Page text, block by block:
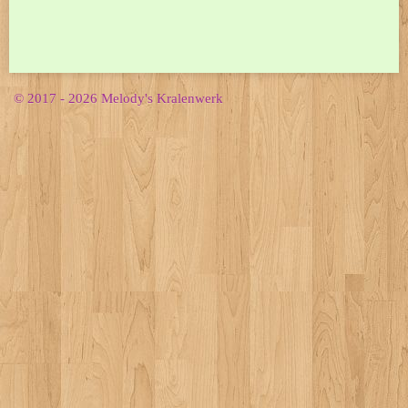
© 2017 - 2026 Melody's Kralenwerk